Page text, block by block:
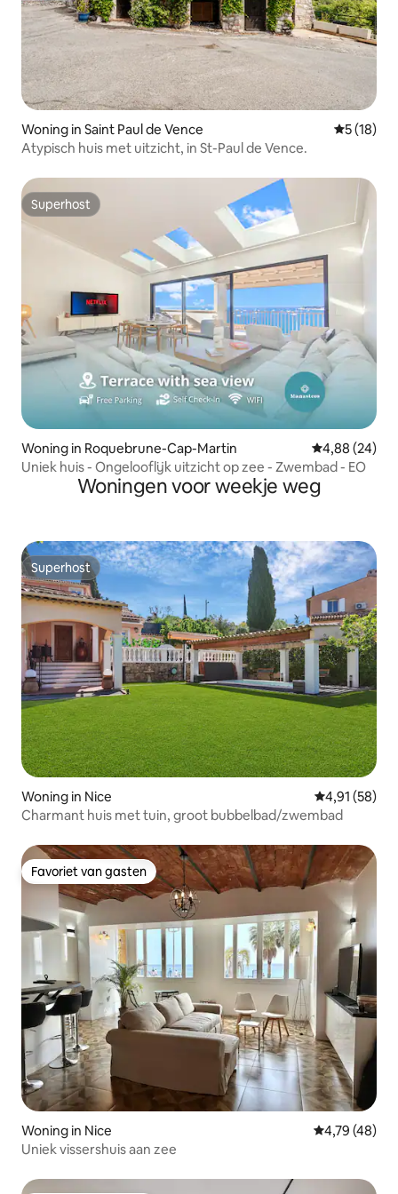
Woning in Saint Paul de Vence
5 (18)
Atypisch huis met uitzicht, in St-Paul de Vence.
Superhost
Superhost
Woning in Roquebrune-Cap-Martin Gemiddelde
4,88 (24)
Uniek huis - Ongelooflijk uitzicht op zee - Zwembad - EO
Woningen voor weekje weg
Superhost
Superhost
Woning in Nice Gemiddelde
4,91 (58)
Charmant huis met tuin, groot bubbelbad/zwembad
Favoriet van gasten
Favoriet van gasten
Woning in Nice Gemiddelde
4,79 (48)
Uniek vissershuis aan zee